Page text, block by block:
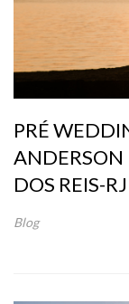
PRÉ
ANDERSON
DOS REIS-RJ
Blog